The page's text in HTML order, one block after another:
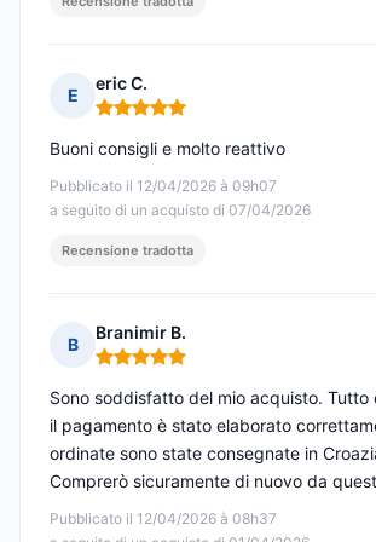
E
eric C.
Nota: 5 su 5
Pubblicato il 12/04/2026 à 09h07
a seguito di un acquisto di 07/04/2026
Buoni consigli e molto reattivo
Recensione tradotta
B
Branimir B.
Nota: 5 su 5
Pubblicato il 12/04/2026 à 08h37
Sono soddisfatto del mio acquisto. Tutto
il pagamento è stato elaborato
ordinate sono state consegnate in
Comprerò sicuramente di nuovo da